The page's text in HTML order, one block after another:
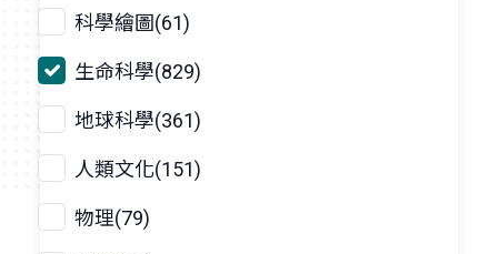
科學繪圖(61)
生命科學(829)
地球科學(361)
人類文化(151)
物理(79)